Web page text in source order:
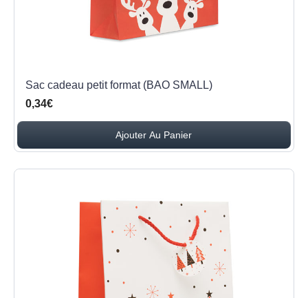
Sac cadeau petit format (BAO SMALL)
0,34€
Ajouter Au Panier